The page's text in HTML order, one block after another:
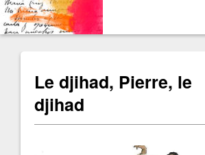
Le djihad, Pierre, le
djihad